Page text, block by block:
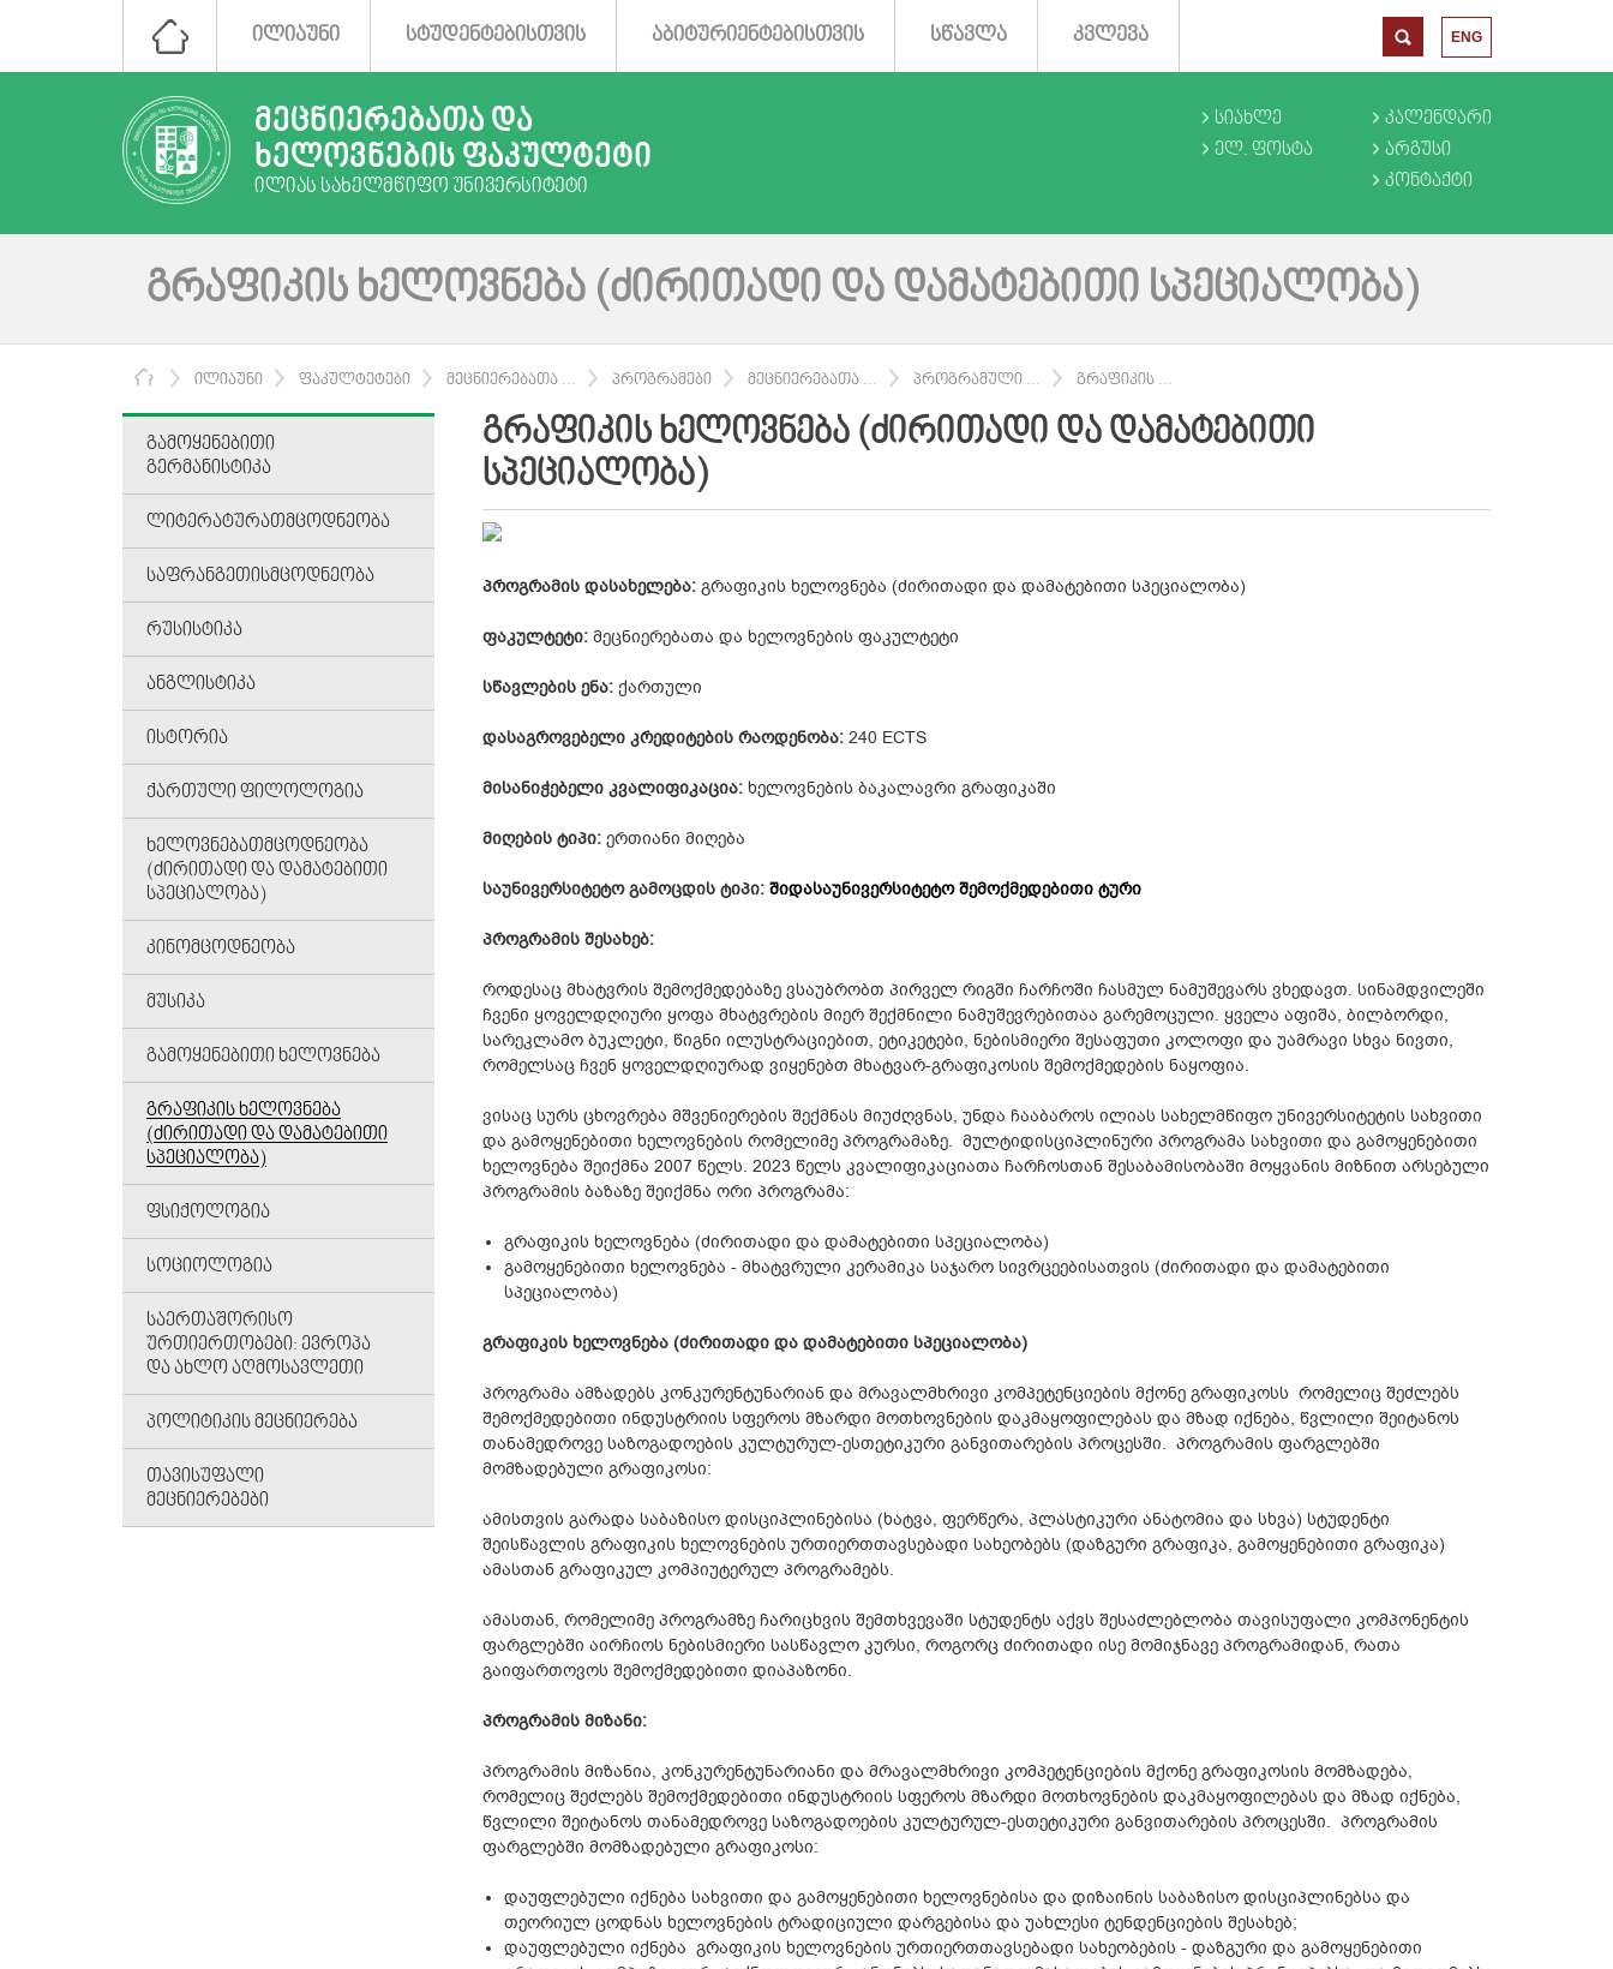
ᲘᲚᲘᲐᲣᲜᲘ ᲡᲢᲣᲓᲔᲜᲢᲔᲑᲘᲡᲗᲕᲘᲡ ᲐᲑᲘᲢᲣᲠᲘᲔᲜᲢᲔᲑᲘᲡᲗᲕᲘᲡ ᲡᲬᲐᲕᲚᲐ ᲙᲕᲚᲔᲕᲐ ENG
ᲛᲔᲪᲜᲘᲔᲠᲔᲑᲐᲗᲐ ᲓᲐ
ᲮᲔᲚᲝᲕᲜᲔᲑᲘᲡ ᲤᲐᲙᲣᲚᲢᲔᲢᲘ
ᲘᲚᲘᲐᲡ ᲡᲐᲮᲔᲚᲛᲬᲘᲤᲝ ᲣᲜᲘᲕᲔᲠᲡᲘᲢᲔᲢᲘ
ᲡᲘᲐᲮᲚᲔ
ᲔᲚ. ᲤᲝᲡᲢᲐ
ᲙᲐᲚᲔᲜᲓᲐᲠᲘ
ᲐᲠᲒᲣᲡᲘ
ᲙᲝᲜᲢᲐᲥᲢᲘ
ᲒᲠᲐᲤᲘᲙᲘᲡ ᲮᲔᲚᲝᲕᲜᲔᲑᲐ (ᲫᲘᲠᲘᲗᲐᲓᲘ ᲓᲐ ᲓᲐᲛᲐᲢᲔᲑᲘᲗᲘ ᲡᲞᲔᲪᲘᲐᲚᲝᲑᲐ)
ᲛᲗᲐᲕᲐᲠᲘ
ᲘᲚᲘᲐᲣᲜᲘ ᲤᲐᲙᲣᲚᲢᲔᲢᲔᲑᲘ ᲛᲔᲪᲜᲘᲔᲠᲔᲑᲐᲗᲐ ... ᲞᲠᲝᲒᲠᲐᲛᲔᲑᲘ ᲛᲔᲪᲜᲘᲔᲠᲔᲑᲐᲗᲐ ... ᲞᲠᲝᲒᲠᲐᲛᲣᲚᲘ ... ᲒᲠᲐᲤᲘᲙᲘᲡ ...
ᲒᲐᲛᲝᲧᲔᲜᲔᲑᲘᲗᲘ
ᲒᲔᲠᲛᲐᲜᲘᲡᲢᲘᲙᲐ
ᲚᲘᲢᲔᲠᲐᲢᲣᲠᲐᲗᲛᲪᲝᲓᲜᲔᲝᲑᲐ
ᲡᲐᲤᲠᲐᲜᲒᲔᲗᲘᲡᲛᲪᲝᲓᲜᲔᲝᲑᲐ
ᲠᲣᲡᲘᲡᲢᲘᲙᲐ
ᲐᲜᲒᲚᲘᲡᲢᲘᲙᲐ
ᲘᲡᲢᲝᲠᲘᲐ
ᲥᲐᲠᲗᲣᲚᲘ ᲤᲘᲚᲝᲚᲝᲒᲘᲐ
ᲮᲔᲚᲝᲕᲜᲔᲑᲐᲗᲛᲪᲝᲓᲜᲔᲝᲑᲐ
(ᲫᲘᲠᲘᲗᲐᲓᲘ ᲓᲐ ᲓᲐᲛᲐᲢᲔᲑᲘᲗᲘ
ᲡᲞᲔᲪᲘᲐᲚᲝᲑᲐ)
ᲙᲘᲜᲝᲛᲪᲝᲓᲜᲔᲝᲑᲐ
ᲛᲣᲡᲘᲙᲐ
ᲒᲐᲛᲝᲧᲔᲜᲔᲑᲘᲗᲘ ᲮᲔᲚᲝᲕᲜᲔᲑᲐ
ᲒᲠᲐᲤᲘᲙᲘᲡ ᲮᲔᲚᲝᲕᲜᲔᲑᲐ
(ᲫᲘᲠᲘᲗᲐᲓᲘ ᲓᲐ ᲓᲐᲛᲐᲢᲔᲑᲘᲗᲘ
ᲡᲞᲔᲪᲘᲐᲚᲝᲑᲐ)
ᲤᲡᲘᲥᲝᲚᲝᲒᲘᲐ
ᲡᲝᲪᲘᲝᲚᲝᲒᲘᲐ
ᲡᲐᲔᲠᲗᲐᲨᲝᲠᲘᲡᲝ
ᲣᲠᲗᲘᲔᲠᲗᲝᲑᲔᲑᲘ: ᲔᲕᲠᲝᲞᲐ
ᲓᲐ ᲐᲮᲚᲝ ᲐᲦᲛᲝᲡᲐᲕᲚᲔᲗᲘ
ᲞᲝᲚᲘᲢᲘᲙᲘᲡ ᲛᲔᲪᲜᲘᲔᲠᲔᲑᲐ
ᲗᲐᲕᲘᲡᲣᲤᲐᲚᲘ
ᲛᲔᲪᲜᲘᲔᲠᲔᲑᲔᲑᲘ
ᲒᲠᲐᲤᲘᲙᲘᲡ ᲮᲔᲚᲝᲕᲜᲔᲑᲐ (ᲫᲘᲠᲘᲗᲐᲓᲘ ᲓᲐ ᲓᲐᲛᲐᲢᲔᲑᲘᲗᲘ
ᲡᲞᲔᲪᲘᲐᲚᲝᲑᲐ)
პროგრამის დასახელება: გრაფიკის ხელოვნება (ძირითადი და დამატებითი სპეციალობა)
ფაკულტეტი: მეცნიერებათა და ხელოვნების ფაკულტეტი
სწავლების ენა: ქართული
დასაგროვებელი კრედიტების რაოდენობა: 240 ECTS
მისანიჭებელი კვალიფიკაცია: ხელოვნების ბაკალავრი გრაფიკაში
მიღების ტიპი: ერთიანი მიღება
საუნივერსიტეტო გამოცდის ტიპი: შიდასაუნივერსიტეტო შემოქმედებითი ტური
პროგრამის შესახებ:
როდესაც მხატვრის შემოქმედებაზე ვსაუბრობთ პირველ რიგში ჩარჩოში ჩასმულ ნამუშევარს ვხედავთ. სინამდვილეში
ჩვენი ყოველდღიური ყოფა მხატვრების მიერ შექმნილი ნამუშევრებითაა გარემოცული. ყველა აფიშა, ბილბორდი,
სარეკლამო ბუკლეტი, წიგნი ილუსტრაციებით, ეტიკეტები, ნებისმიერი შესაფუთი კოლოფი და უამრავი სხვა ნივთი,
რომელსაც ჩვენ ყოველდღიურად ვიყენებთ მხატვარ-გრაფიკოსის შემოქმედების ნაყოფია.
ვისაც სურს ცხოვრება მშვენიერების შექმნას მიუძღვნას, უნდა ჩააბაროს ილიას სახელმწიფო უნივერსიტეტის სახვითი
და გამოყენებითი ხელოვნების რომელიმე პროგრამაზე. მულტიდისციპლინური პროგრამა სახვითი და გამოყენებითი
ხელოვნება შეიქმნა 2007 წელს. 2023 წელს კვალიფიკაციათა ჩარჩოსთან შესაბამისობაში მოყვანის მიზნით არსებული
პროგრამის ბაზაზე შეიქმნა ორი პროგრამა:
გრაფიკის ხელოვნება (ძირითადი და დამატებითი სპეციალობა)
გამოყენებითი ხელოვნება - მხატვრული კერამიკა საჯარო სივრცეებისათვის (ძირითადი და დამატებითი
სპეციალობა)
გრაფიკის ხელოვნება (ძირითადი და დამატებითი სპეციალობა)
პროგრამა ამზადებს კონკურენტუნარიან და მრავალმხრივი კომპეტენციების მქონე გრაფიკოსს რომელიც შეძლებს
შემოქმედებითი ინდუსტრიის სფეროს მზარდი მოთხოვნების დაკმაყოფილებას და მზად იქნება, წვლილი შეიტანოს
თანამედროვე საზოგადოების კულტურულ-ესთეტიკური განვითარების პროცესში. პროგრამის ფარგლებში
მომზადებული გრაფიკოსი:
ამისთვის გარადა საბაზისო დისციპლინებისა (ხატვა, ფერწერა, პლასტიკური ანატომია და სხვა) სტუდენტი
შეისწავლის გრაფიკის ხელოვნების ურთიერთთავსებადი სახეობებს (დაზგური გრაფიკა, გამოყენებითი გრაფიკა)
ამასთან გრაფიკულ კომპიუტერულ პროგრამებს.
ამასთან, რომელიმე პროგრამზე ჩარიცხვის შემთხვევაში სტუდენტს აქვს შესაძლებლობა თავისუფალი კომპონენტის
ფარგლებში აირჩიოს ნებისმიერი სასწავლო კურსი, როგორც ძირითადი ისე მომიჯნავე პროგრამიდან, რათა
გაიფართოვოს შემოქმედებითი დიაპაზონი.
პროგრამის მიზანი:
პროგრამის მიზანია, კონკურენტუნარიანი და მრავალმხრივი კომპეტენციების მქონე გრაფიკოსის მომზადება,
რომელიც შეძლებს შემოქმედებითი ინდუსტრიის სფეროს მზარდი მოთხოვნების დაკმაყოფილებას და მზად იქნება,
წვლილი შეიტანოს თანამედროვე საზოგადოების კულტურულ-ესთეტიკური განვითარების პროცესში. პროგრამის
ფარგლებში მომზადებული გრაფიკოსი:
დაუფლებული იქნება სახვითი და გამოყენებითი ხელოვნებისა და დიზაინის საბაზისო დისციპლინებსა და
თეორიულ ცოდნას ხელოვნების ტრადიციული დარგებისა და უახლესი ტენდენციების შესახებ;
დაუფლებული იქნება გრაფიკის ხელოვნების ურთიერთთავსებადი სახეობების - დაზგური და გამოყენებითი